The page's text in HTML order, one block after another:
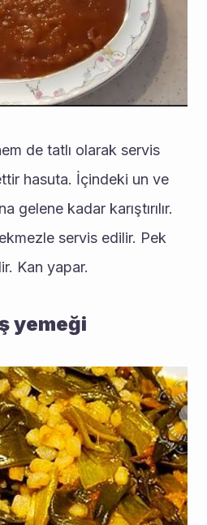
de tatlı olarak servis
hasuta. İçindeki un ve
gelene kadar karıştırılır.
servis edilir. Pek
Kan yapar.
yemeği